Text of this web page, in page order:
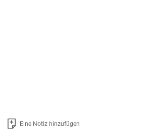
Eine Notiz hinzufügen